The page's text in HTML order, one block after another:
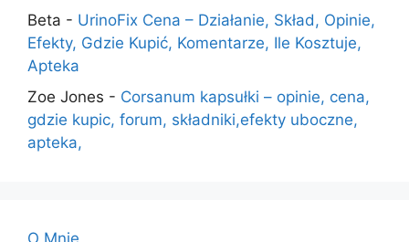
Beta - UrinoFix Cena – Działanie, Skład, Opinie,
Efekty, Gdzie Kupić, Komentarze, Ile Kosztuje,
Apteka
Zoe Jones - Corsanum kapsułki – opinie, cena,
gdzie kupic, forum, składniki,efekty uboczne,
apteka,
O Mnie